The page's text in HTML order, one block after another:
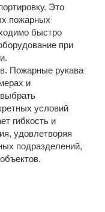
Это
пожарных
быстро
при
Пожарные рукава
и
условий
гибкость и
удовлетворяя
подразделений,